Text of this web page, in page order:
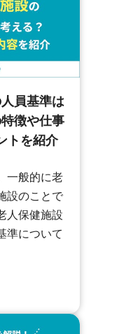
す。
員基準は
徴や仕事
トを紹介
一般的に老
設のことで
人保健施設
準について